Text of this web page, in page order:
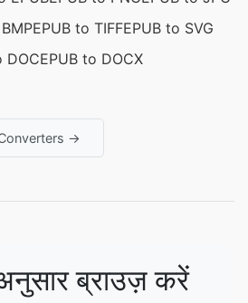
EPUB to TIFFEPUB to SVG
DOCEPUB to DOCX
→
ब्राउज़ करें